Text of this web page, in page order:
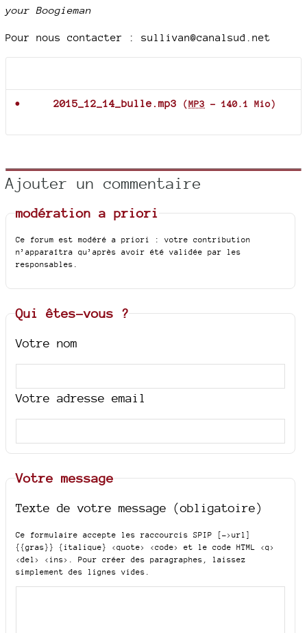
your Boogieman
Pour nous contacter : sullivan@canalsud.net
2015_12_14_bulle.mp3 (MP3 - 140.1 Mio)
Ajouter un commentaire
modération a priori
Ce forum est modéré a priori : votre contribution
n’apparaîtra qu’après avoir été validée par les
responsables.
Qui êtes-vous ?
Votre nom
Votre adresse email
Votre message
Texte de votre message (obligatoire)
Ce formulaire accepte les raccourcis SPIP
[->url]
{{gras}} {italique} <quote> <code>
et le code HTML <q>
<del> <ins>
. Pour créer des paragraphes, laissez
simplement des lignes vides.